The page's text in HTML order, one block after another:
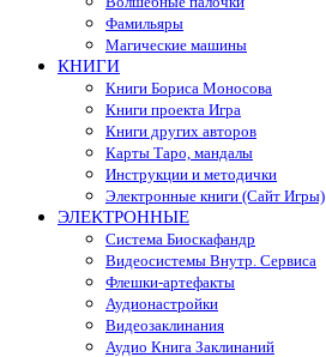
Фамильяры
Магические машины
КНИГИ
Книги Бориса Моносова
Книги проекта Игра
Книги других авторов
Карты Таро, мандалы
Инструкции и методички
Электронные книги (Сайт Игры)
ЭЛЕКТРОННЫЕ
Система Биоскафандр
Видеосистемы Внутр. Сервиса
Флешки-артефакты
Аудионастройки
Видеозаклинания
Аудио Книга Заклинаний